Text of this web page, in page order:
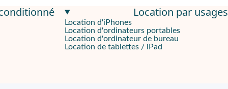
Location par usages
Location d'iPhones
Location d'ordinateurs portables
Location d'ordinateur de bureau
Location de tablettes / iPad